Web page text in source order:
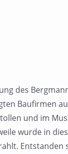
des
Baufirmen
und im
wurde in
Entstanden